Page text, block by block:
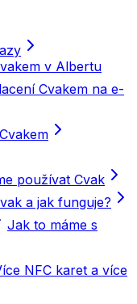
v Albertu
Cvakem na e-
používat Cvak
a jak funguje?
Jak to máme s
NFC karet a více